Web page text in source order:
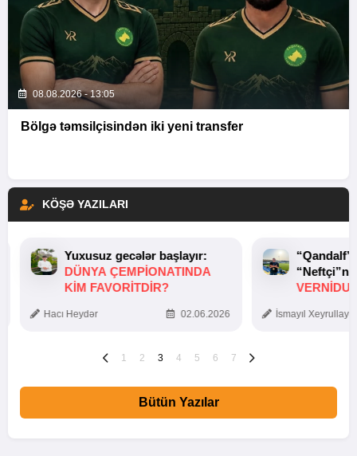
08.08.2026 - 13:05
Bölgə təmsilçisindən iki yeni transfer
KÖŞƏ YAZILARI
Yuxusuz gecələr başlayır:
DÜNYA ÇEMPIONATINDA
KIM FAVORITDIR?
Hacı Heydər 02.06.2026 İsmayıl
1 2 3 4 5 6 7
Bütün Yazılar